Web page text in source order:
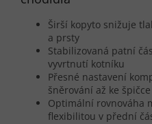
Širší kopyto snižuje
a prsty
Stabilizovaná patní
vyvrtnutí kotníku
Přesné nastavení
šněrování až ke špičce
Optimální rovnováha
flexibilitou v přední